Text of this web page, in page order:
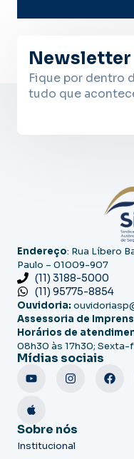
Newsletter
Fique por dentro
tudo que
Endereço: Rua Líbero
Paulo – 01009-907
(11) 3188-5000
(11) 95775-8854
Ouvidoria:
Assessoria de
Horários de
08h30 às 17h30; Sexta-
Mídias sociais
Sobre nós
Institucional